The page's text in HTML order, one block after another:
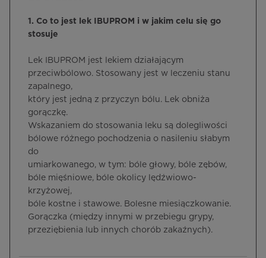
1. Co to jest lek IBUPROM i w jakim celu się go
stosuje
Lek IBUPROM jest lekiem działającym
przeciwbólowo. Stosowany jest w leczeniu stanu
zapalnego,
który jest jedną z przyczyn bólu. Lek obniża
gorączkę.
Wskazaniem do stosowania leku są dolegliwości
bólowe różnego pochodzenia o nasileniu słabym
do
umiarkowanego, w tym: bóle głowy, bóle zębów,
bóle mięśniowe, bóle okolicy lędźwiowo-
krzyżowej,
bóle kostne i stawowe. Bolesne miesiączkowanie.
Gorączka (między innymi w przebiegu grypy,
przeziębienia lub innych chorób zakaźnych).